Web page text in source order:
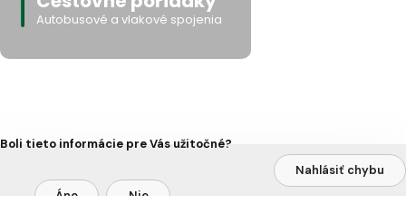
Autobusové a vlakové spojenia
Boli tieto informácie pre Vás užitočné?
Áno Nie
Nahlásiť chybu